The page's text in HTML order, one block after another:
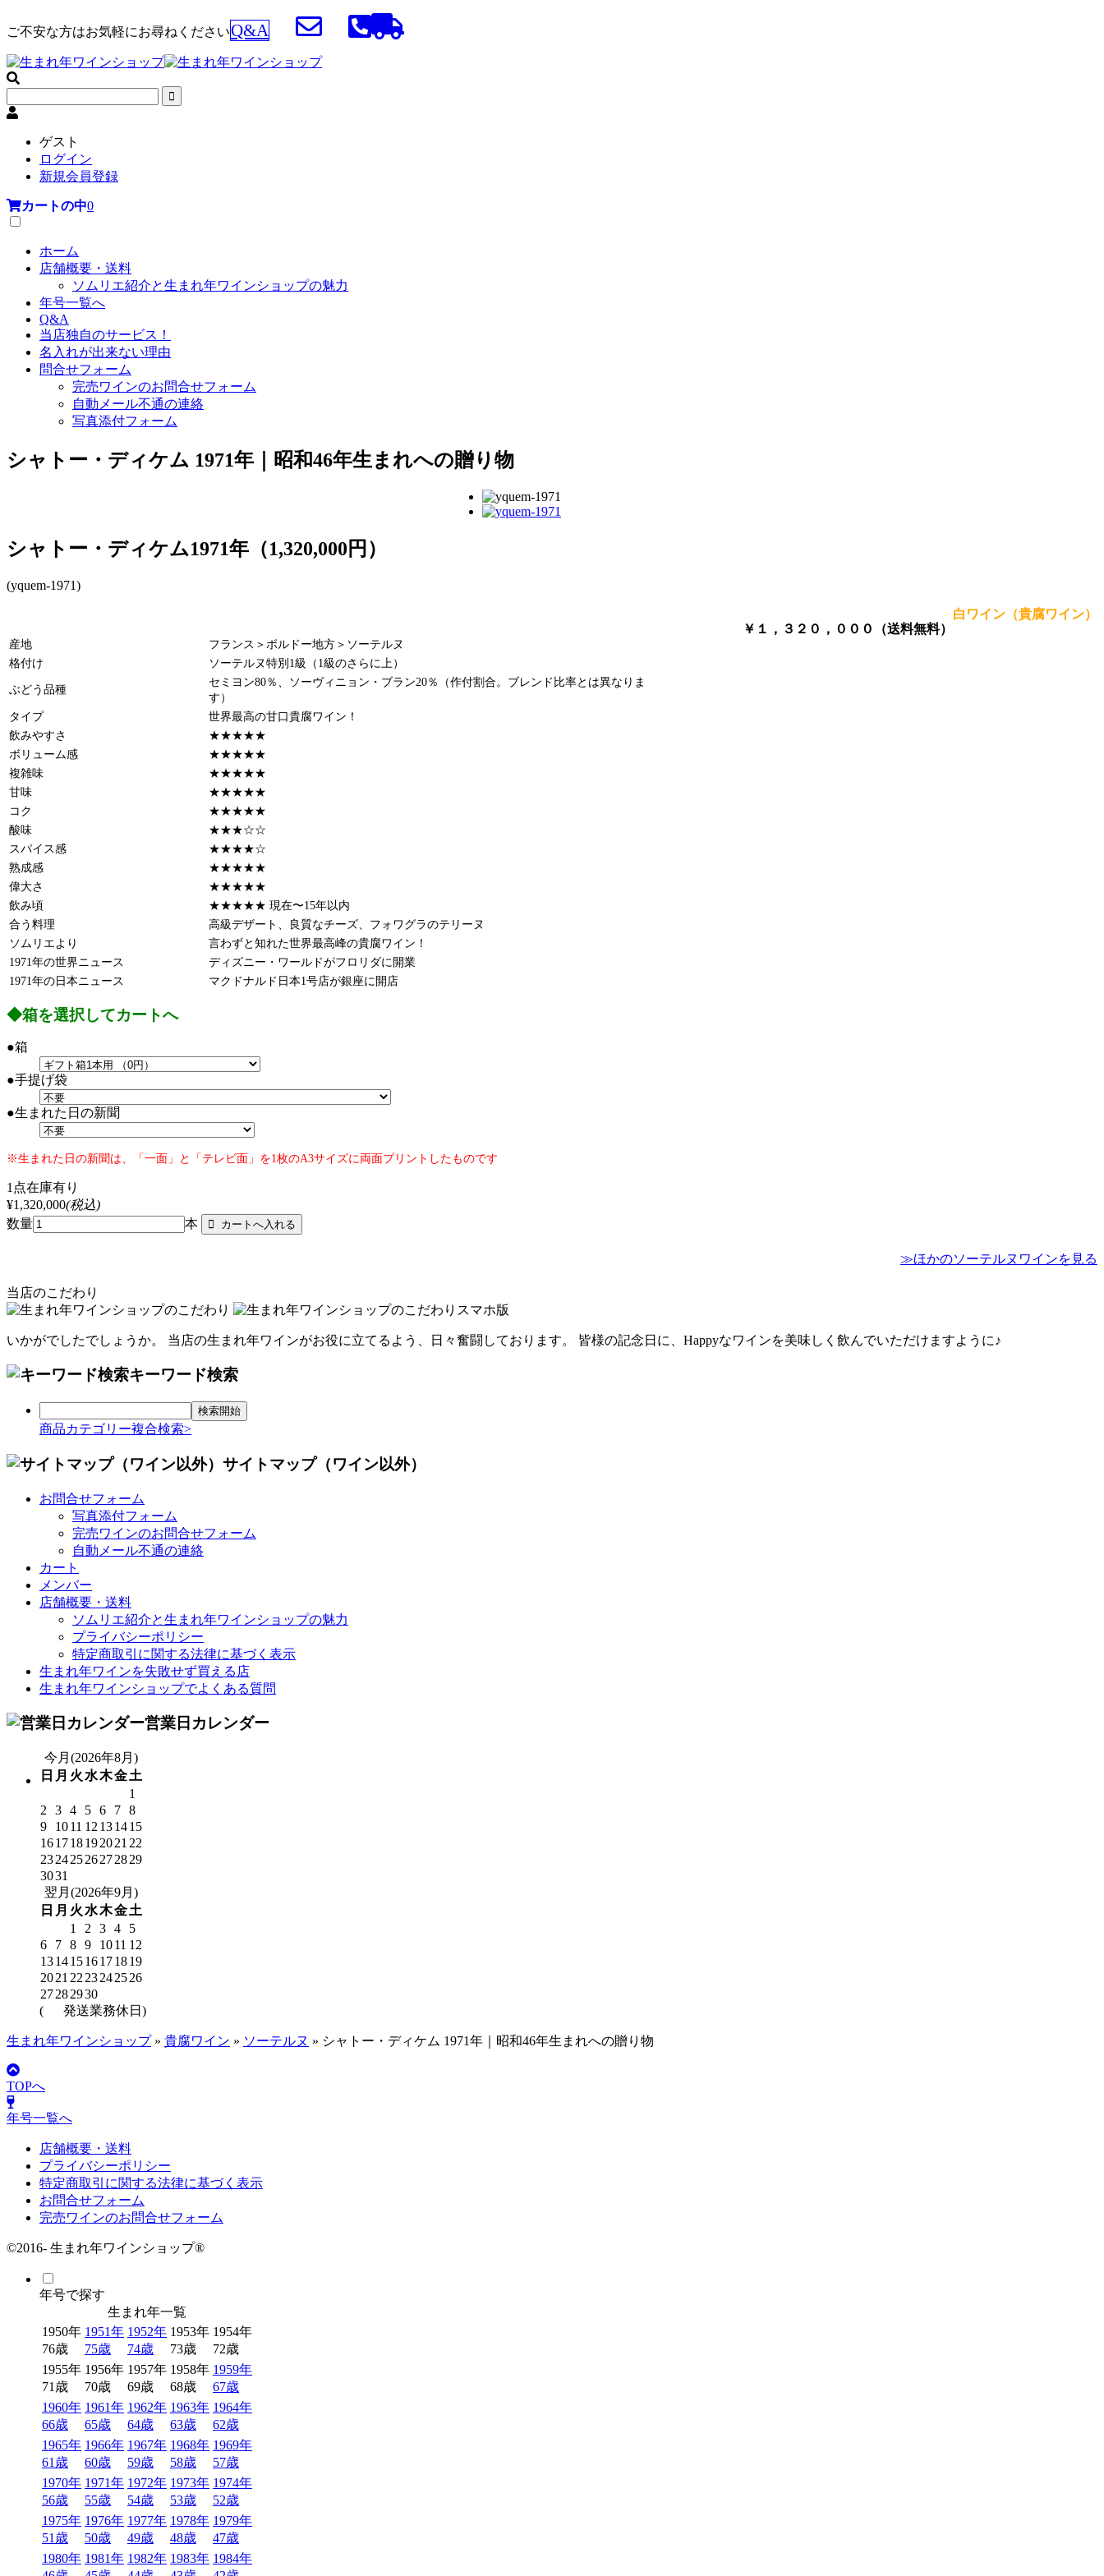
ご不安な方はお気軽にお尋ねくださいQ&A
ゲスト
ログイン
新規会員登録
カートの中0
ホーム
店舗概要・送料
ソムリエ紹介と生まれ年ワインショップの魅力
年号一覧へ
Q&A
当店独自のサービス！
名入れが出来ない理由
問合せフォーム
完売ワインのお問合せフォーム
自動メール不通の連絡
写真添付フォーム
シャトー・ディケム 1971年｜昭和46年生まれへの贈り物
シャトー・ディケム1971年（1,320,000円）
(yquem-1971)
白ワイン（貴腐ワイン）
￥１，３２０，０００（送料無料）
産地
フランス＞ボルドー地方＞ソーテルヌ
格付け
ソーテルヌ特別1級（1級のさらに上）
ぶどう品種
セミヨン80％、ソーヴィニョン・ブラン20％（作付割合。ブレンド比率とは異なりま
す）
タイプ
世界最高の甘口貴腐ワイン！
飲みやすさ
★★★★★
ボリューム感
★★★★★
複雑味
★★★★★
甘味
★★★★★
コク
★★★★★
酸味
★★★☆☆
スパイス感
★★★★☆
熟成感
★★★★★
偉大さ
★★★★★
飲み頃
★★★★★ 現在〜15年以内
合う料理
高級デザート、良質なチーズ、フォワグラのテリーヌ
ソムリエより
言わずと知れた世界最高峰の貴腐ワイン！
1971年の世界ニュース
ディズニー・ワールドがフロリダに開業
1971年の日本ニュース
マクドナルド日本1号店が銀座に開店
◆箱を選択してカートへ
●箱
●手提げ袋
●生まれた日の新聞
※生まれた日の新聞は、「一面」と「テレビ面」を1枚のA3サイズに両面プリントしたものです
1点在庫有り
¥1,320,000(税込)
数量
本
≫ほかのソーテルヌワインを見る
当店のこだわり
いかがでしたでしょうか。 当店の生まれ年ワインがお役に立てるよう、日々奮闘しております。 皆様の記念日に、Happyなワインを美味しく飲んでいただけますように♪
キーワード検索
商品カテゴリー複合検索>
サイトマップ（ワイン以外）
お問合せフォーム
写真添付フォーム
完売ワインのお問合せフォーム
自動メール不通の連絡
カート
メンバー
店舗概要・送料
ソムリエ紹介と生まれ年ワインショップの魅力
プライバシーポリシー
特定商取引に関する法律に基づく表示
生まれ年ワインを失敗せず買える店
生まれ年ワインショップでよくある質問
営業日カレンダー
今月(2026年8月)
日 月 火 水木金土
1
2
3 4 5 6 7 8
9
1011 12 131415
161718192021 22
23242526272829
3031
翌月(2026年9月)
日 月 火 水木金土
1
2 3 4
5
6
7 8 9 1011 12
13141516171819
2021 22 23242526
27282930
(
発送業務休日)
生まれ年ワインショップ» 貴腐ワイン » ソーテルヌ » シャトー・ディケム 1971年｜昭和46年生まれへの贈り物
TOPへ
年号一覧へ
店舗概要・送料
プライバシーポリシー
特定商取引に関する法律に基づく表示
お問合せフォーム
完売ワインのお問合せフォーム
©2016- 生まれ年ワインショップ®
年号で探す
生まれ年一覧
1950年
76歳
1951年
75歳
1952年
74歳
1953年
73歳
1954年
72歳
1955年
71 歳
1956年
70歳
1957年
69歳
1958年
68歳
1959年
67歳
1960年
66歳
1961年
65歳
1962年
64歳
1963年
63歳
1964年
62歳
1965年
61 歳
1966年
60歳
1967年
59歳
1968年
58歳
1969年
57歳
1970年
56歳
1971年
55歳
1972年
54歳
1973年
53歳
1974年
52歳
1975年
51 歳
1976年
50歳
1977年
49歳
1978年
48歳
1979年
47歳
1980年 1981年 1982年 1983年 1984年